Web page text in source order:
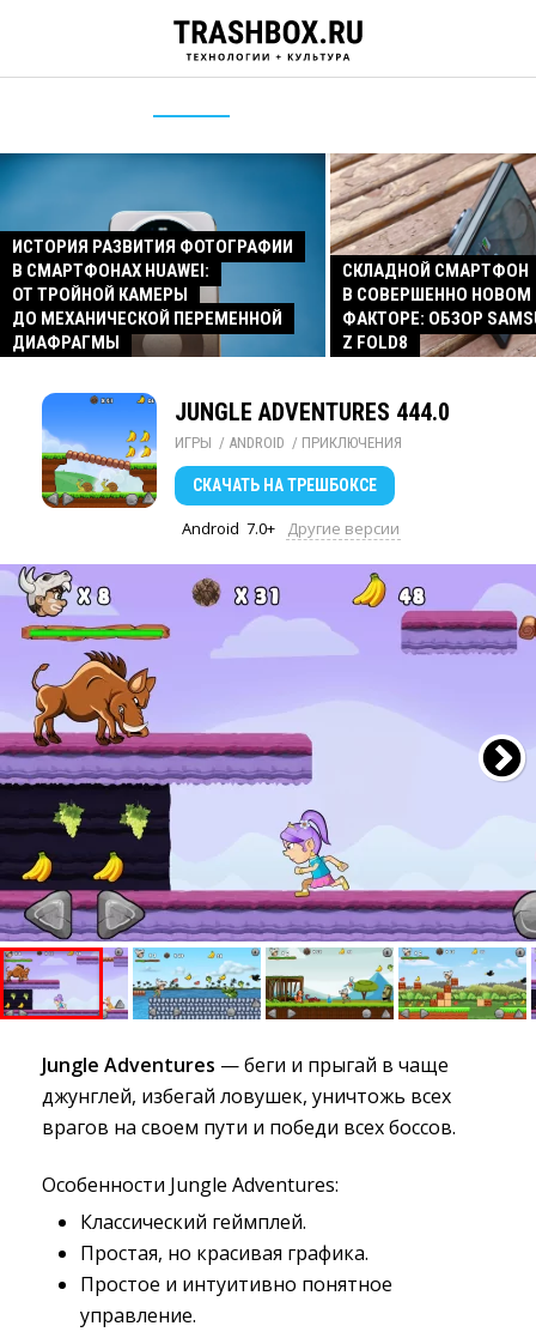
ИСТОРИЯ РАЗВИТИЯ ФОТОГРАФИИ
В СМАРТФОНАХ HUAWEI:
ОТ ТРОЙНОЙ КАМЕРЫ
ДО МЕХАНИЧЕСКОЙ ПЕРЕМЕННОЙ
ДИАФРАГМЫ
СКЛАДНОЙ СМАРТФОН
В СОВЕРШЕННО
ФАКТОРЕ: ОБЗОР
Z FOLD8
JUNGLE ADVENTURES 444.0
ИГРЫ / ANDROID / ПРИКЛЮЧЕНИЯ
СКАЧАТЬ НА ТРЕШБОКСЕ
Android 7.0+ Другие версии
Jungle Adventures — беги и прыгай в чаще
джунглей, избегай ловушек, уничтожь всех
врагов на своем пути и победи всех боссов.
Особенности Jungle Adventures:
Классический геймплей.
Простая, но красивая графика.
Простое и интуитивно понятное
управление.